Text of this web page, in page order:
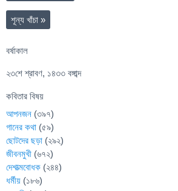
শূন্য খাঁচা »
বর্ষাকাল
২৩শে শ্রাবণ, ১৪৩৩ বঙ্গাব্দ
কবিতার বিষয়
আপনজন (৩৯৭)
গানের কথা (৫৯)
ছোটদের ছড়া (২৯২)
জীবনমুখী (৬৭২)
দেশাত্মবোধক (২৪৪)
ধর্মীয় (১৮৬)